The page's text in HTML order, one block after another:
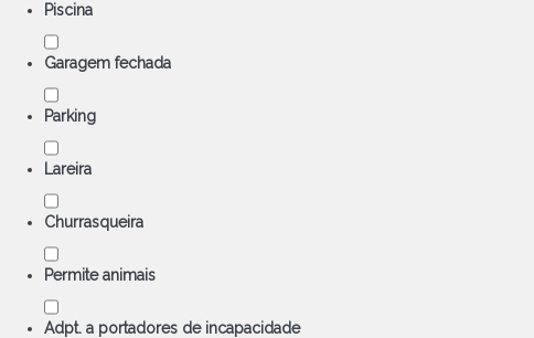
Piscina
Garagem fechada
Parking
Lareira
Churrasqueira
Permite animais
Adpt. a portadores de incapacidade